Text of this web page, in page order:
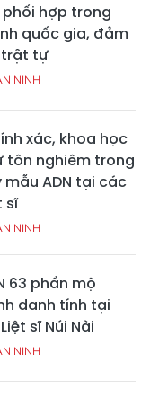
hợp trong
quốc gia, đảm
trật tự
NINH
xác, khoa học
tôn nghiêm trong
ADN tại các
sĩ
NINH
63 phần mộ
danh tính tại
sĩ Núi Nài
NINH